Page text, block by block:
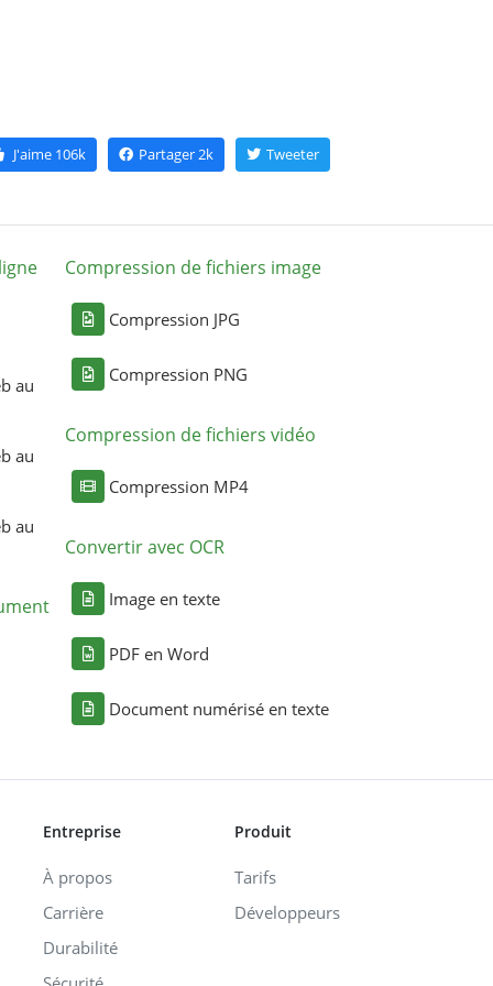
J'aime106k Partager 2k Tweeter
au
au
au
Compression de fichiers image
Compression JPG
Compression PNG
Compression de fichiers vidéo
Compression MP4
Convertir avec OCR
Image en texte
PDF en Word
Document numérisé en texte
Entreprise
À propos
Carrière
Durabilité
Produit
Tarifs
Développeurs